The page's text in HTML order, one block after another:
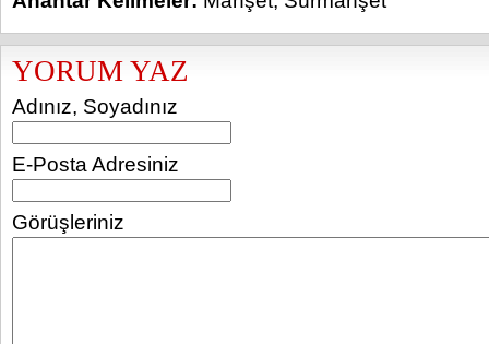
YORUM YAZ
Adınız, Soyadınız
E-Posta Adresiniz
Görüşleriniz